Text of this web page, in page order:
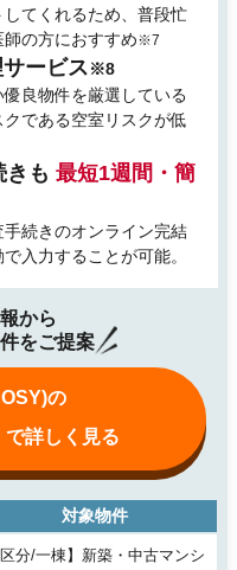
てくれるため、普段忙
の方におすすめ※7
ービス※8
良物件を厳選している
である空室リスクが低
きも 最短1週間・簡
続きのオンライン完結
入力することが可能。
から
をご提案
の
で詳しく見る
対象物件
区分/一棟】新築・中古マンシ